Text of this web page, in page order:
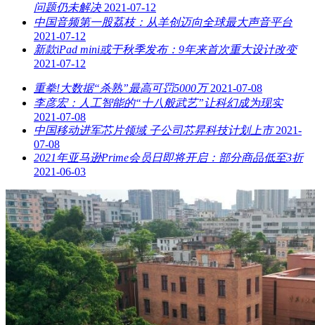
问题仍未解决 2021-07-12
中国音频第一股荔枝：从羊创迈向全球最大声音平台
2021-07-12
新款iPad mini或于秋季发布：9年来首次重大设计改变
2021-07-12
重拳!大数据“杀熟”最高可罚5000万 2021-07-08
李彦宏：人工智能的“十八般武艺”让科幻成为现实
2021-07-08
中国移动进军芯片领域 子公司芯昇科技计划上市 2021-
07-08
2021年亚马逊Prime会员日即将开启：部分商品低至3折
2021-06-03